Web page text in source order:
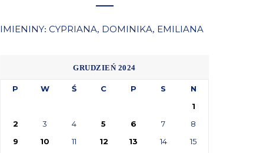
IMIENINY: CYPRIANA, DOMINIKA, EMILIANA
GRUDZIEŃ 2024
P W Ś C P S
N
1
2
3 4 5 6 7
8
9
10 11 12 13 14
15